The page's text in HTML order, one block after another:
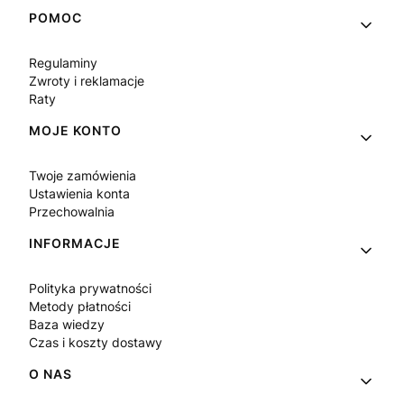
Linki w stopce
POMOC
Regulaminy
Zwroty i reklamacje
Raty
MOJE KONTO
Twoje zamówienia
Ustawienia konta
Przechowalnia
INFORMACJE
Polityka prywatności
Metody płatności
Baza wiedzy
Czas i koszty dostawy
O NAS